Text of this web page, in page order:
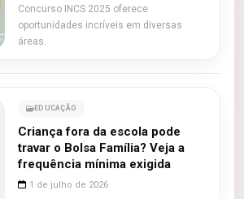
Concurso INCS 2025 oferece
oportunidades incríveis em diversas
áreas.
EDUCAÇÃO
Criança fora da escola pode
travar o Bolsa Família? Veja a
frequência mínima exigida
1 de julho de 2026